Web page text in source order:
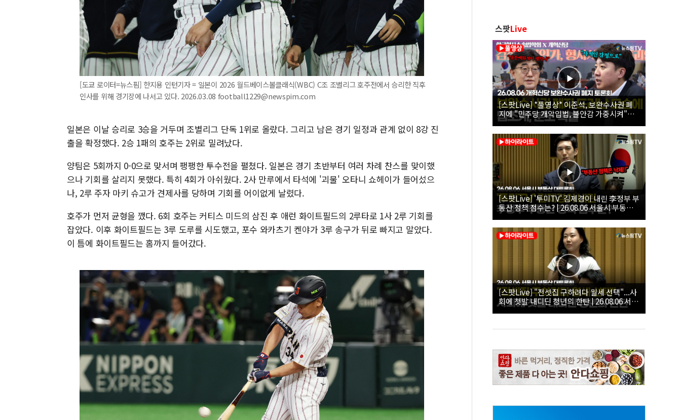
[도쿄 로이터=뉴스핌] 한지용 인턴기자 = 일본이 2026 월드베이스볼클래식(WBC) C조 조별리그 호주전에서 승리한 직후
인사를 위해 경기장에 나서고 있다. 2026.03.08 football1229@newspim.com
일본은 이날 승리로 3승을 거두며 조별리그 단독 1위로 올랐다. 그리고 남은 경기 일정과 관계 없이 8강 진
출을 확정했다. 2승 1패의 호주는 2위로 밀려났다.
양팀은 5회까지 0-0으로 맞서며 팽팽한 투수전을 펼쳤다. 일본은 경기 초반부터 여러 차례 찬스를 맞이했
으나 기회를 살리지 못했다. 특히 4회가 아쉬웠다. 2사 만루에서 타석에 '괴물' 오타니 쇼헤이가 들어섰으
나, 2루 주자 마키 슈고가 견제사를 당하며 기회를 어이없게 날렸다.
호주가 먼저 균형을 깼다. 6회 호주는 커티스 미드의 삼진 후 애런 화이트필드의 2루타로 1사 2루 기회를
잡았다. 이후 화이트필드는 3루 도루를 시도했고, 포수 와카츠기 켄야가 3루 송구가 뒤로 빠지고 말았다.
이 틈에 화이트필드는 홈까지 들어갔다.
스팟Live
[스팟Live] *풀영상* 이준석, 보완수사권 폐
지에 "민주당 개악입법, 불안감 가중시켜"｜
26.08.06 개혁신당 보완수사권 폐지 토론회
[스팟Live] '투미TV' 김제경이 내린 李정부 부
동산 정책 점수는? | 26.08.06 서울시 부동산
대토론회
[스팟Live] "전셋집 구하려다 월세 선택"...사
회에 첫발 내디딘 청년의 한탄 | 26.08.06 서울
시 부동산 대토론회